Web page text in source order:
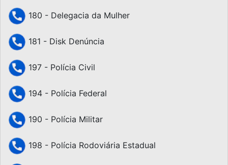
180 - Delegacia da Mulher
181 - Disk Denúncia
197 - Polícia Civil
194 - Polícia Federal
190 - Polícia Militar
198 - Polícia Rodoviária Estadual